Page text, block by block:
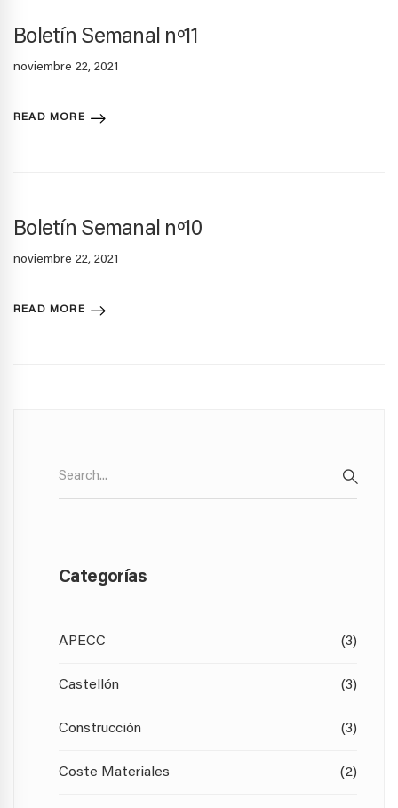
Boletín Semanal nº11
noviembre 22, 2021
READ MORE
Boletín Semanal nº10
noviembre 22, 2021
READ MORE
Categorías
APECC (3)
Castellón (3)
Construcción (3)
Coste Materiales (2)